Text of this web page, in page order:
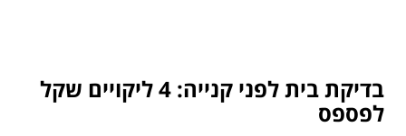
בדיקת בית לפני קנייה: 4 ליקויים שקל
לפספס